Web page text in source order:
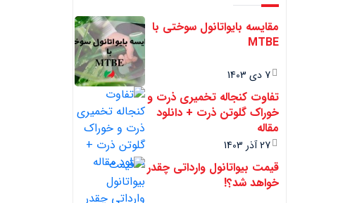
مقایسه بایواتانول سوختی با
MTBE
7 دی 1403
تفاوت کنجاله تخمیری ذرت و
خوراک گلوتن ذرت + دانلود
مقاله
27 آذر 1403
قیمت بیواتانول وارداتی چقدر
خواهد شد؟!